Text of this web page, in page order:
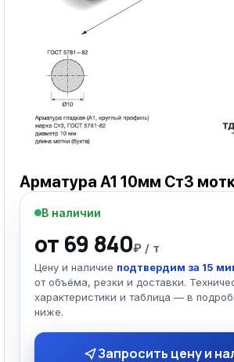
Арматура А1 10мм Ст3
В наличии
от 69 840₽ / т
Цену и наличие подтвердим за 15
от объёма, резки и доставки.
характеристики и таблица — в
ниже.
Запросить цену и